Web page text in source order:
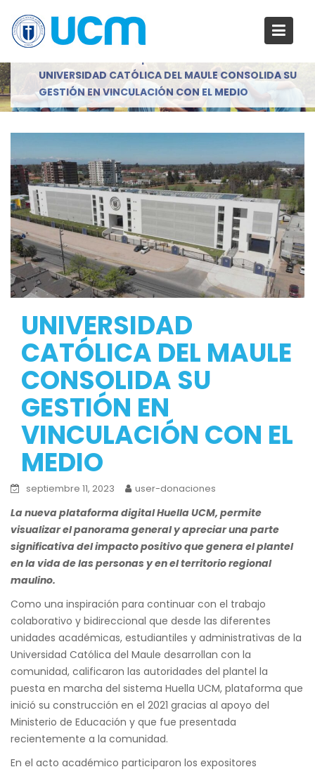
t
a
r
a
Blog
UNIVERSIDAD CATÓLICA DEL MAULE CONSOLIDA SU
GESTIÓN EN VINCULACIÓN CON EL MEDIO
UNIVERSIDAD
CATÓLICA DEL MAULE
CONSOLIDA SU
GESTIÓN EN
VINCULACIÓN CON EL
MEDIO
septiembre 11, 2023 user-donaciones
La nueva plataforma digital Huella UCM, permite
visualizar el panorama general y apreciar una parte
significativa del impacto positivo que genera el plantel
en la vida de las personas y en el territorio regional
maulino.
Como una inspiración para continuar con el trabajo
colaborativo y bidireccional que desde las diferentes
unidades académicas, estudiantiles y administrativas de la
Universidad Católica del Maule desarrollan con la
comunidad, calificaron las autoridades del plantel la
puesta en marcha del sistema Huella UCM, plataforma que
inició su construcción en el 2021 gracias al apoyo del
Ministerio de Educación y que fue presentada
recientemente a la comunidad.
En el acto académico participaron los expositores